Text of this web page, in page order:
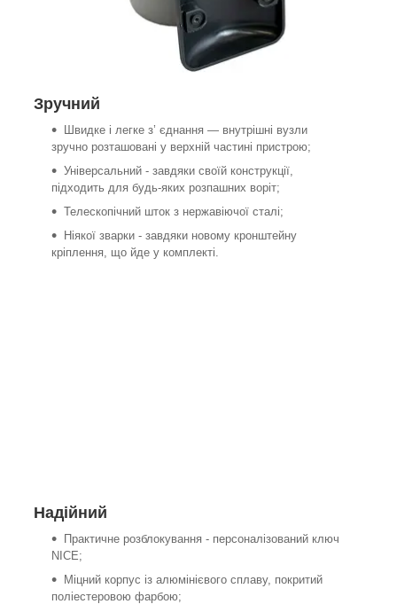
Зручний
Швидке і легке з’ єднання — внутрішні вузли
зручно розташовані у верхній частині пристрою;
Універсальний - завдяки своїй конструкції,
підходить для будь-яких розпашних воріт;
Телескопічний шток з нержавіючої сталі;
Ніякої зварки - завдяки новому кронштейну
кріплення, що йде у комплекті.
Надійний
Практичне розблокування - персоналізований ключ
NICE;
Міцний корпус із алюмінієвого сплаву, покритий
поліестеровою фарбою;